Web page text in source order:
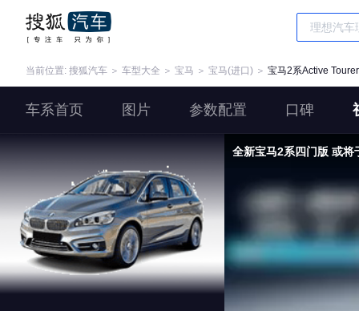
当前位置: 搜狐汽车 ＞ 车型大全 ＞ 宝马 ＞ 宝马(进口) ＞ 宝马2系Active Tourer
车系首页 图片 参数配置 口碑
全新宝马2系四门版 或将